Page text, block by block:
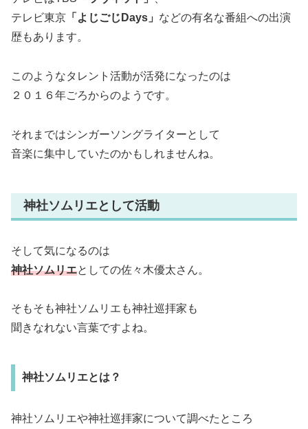
テレビ東京 「よじごじDays」 などの有名な番組への出演
歴もあります。
このようなタレント活動が活発になったのは
２０１６年ごろからのようです。
それまではシンガーソングライターとして
音楽に集中していたのかもしれませんね。
神社ソムリエとして活動
そして気になるのは
神社ソムリエとしての佐々木優太さん。
そもそも神社ソムリエも神社巡拝家も
聞きなれない言葉ですよね。
神社ソムリエとは？
神社ソムリエや神社巡拝家について調べたところ